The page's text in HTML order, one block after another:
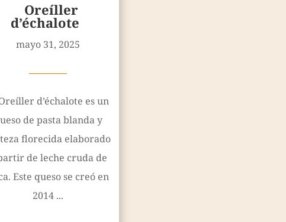
Oreíller
d’échalote
mayo 31, 2025
————
d’échalote es un
de pasta blanda y
florecida elaborado
de leche cruda de
Este queso se creó en
2014 ...